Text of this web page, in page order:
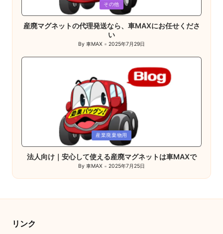
in
その他
産廃マグネットの代理発送なら、車MAXにお任せくださ
い
Posted
By 車MAX 2025年7月29日
in
産業廃棄物用
法人向け｜安心して使える産廃マグネットは車MAXで
Posted
By 車MAX 2025年7月25日
リンク